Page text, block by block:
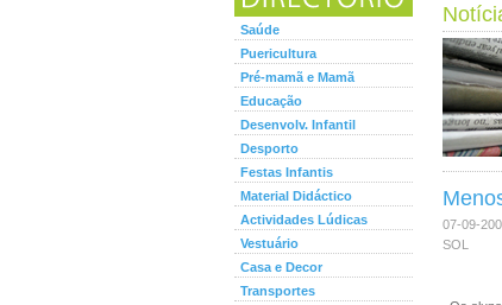
Saúde
Puericultura
Pré-mamã e Mamã
Educação
Desenvolv. Infantil
Desporto
Festas Infantis
Material Didáctico
Actividades Lúdicas
Vestuário
Casa e Decor
Transportes
07-09-
SOL